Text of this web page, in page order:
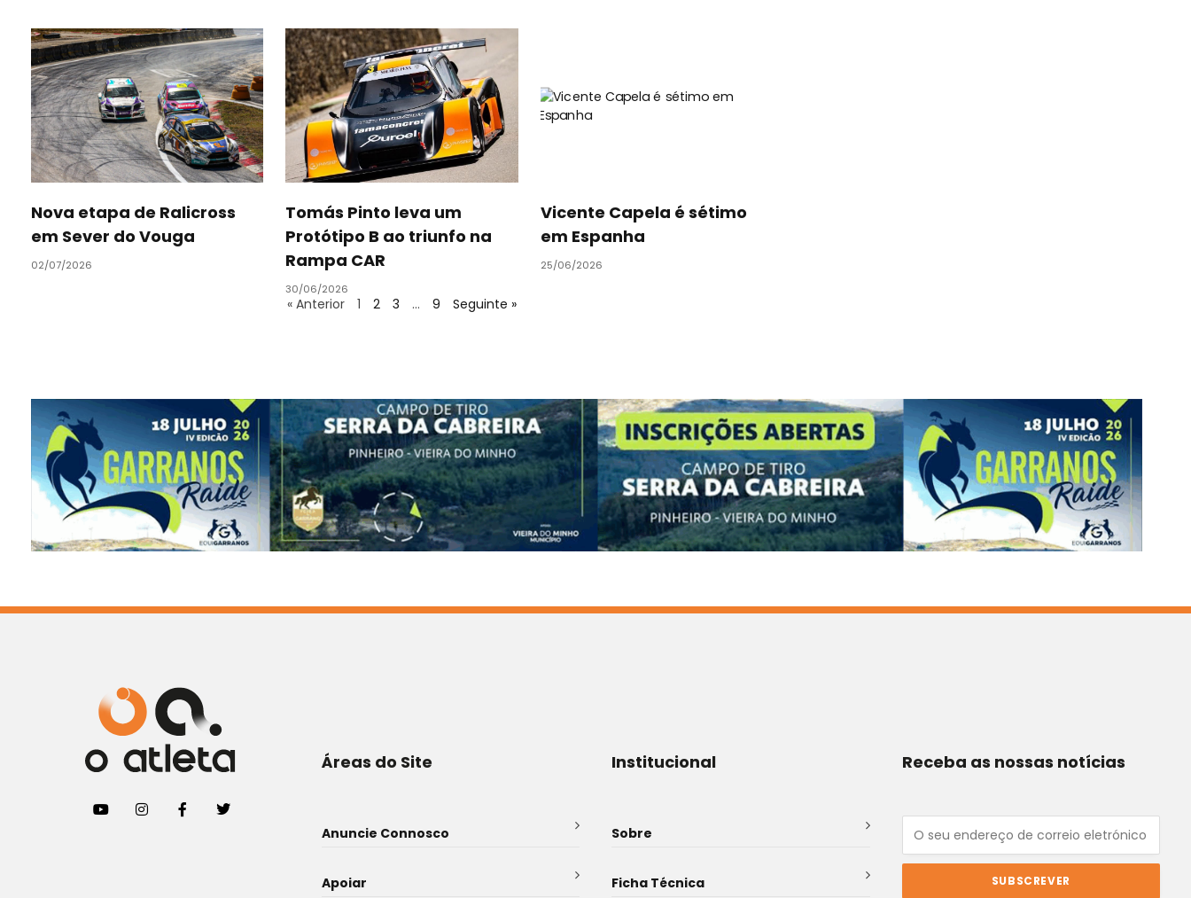
Nova etapa de Ralicross
em Sever do Vouga
02/07/2026
Tomás Pinto leva um
Protótipo B ao triunfo na
Rampa CAR
30/06/2026
Vicente Capela é sétimo
em Espanha
25/06/2026
« Anterior 1 2 3 … 9 Seguinte »
Áreas do Site
Anuncie Connosco
Apoiar
Institucional
Sobre
Ficha Técnica
Receba as nossas notícias